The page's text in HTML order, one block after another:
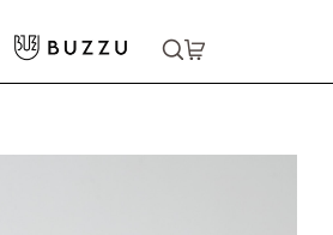
ベースボール ローキャップ （ツイル）